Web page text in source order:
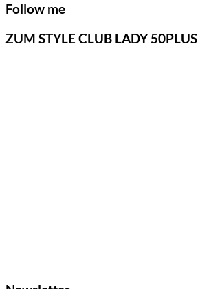
Follow me
ZUM STYLE CLUB LADY 50PLUS